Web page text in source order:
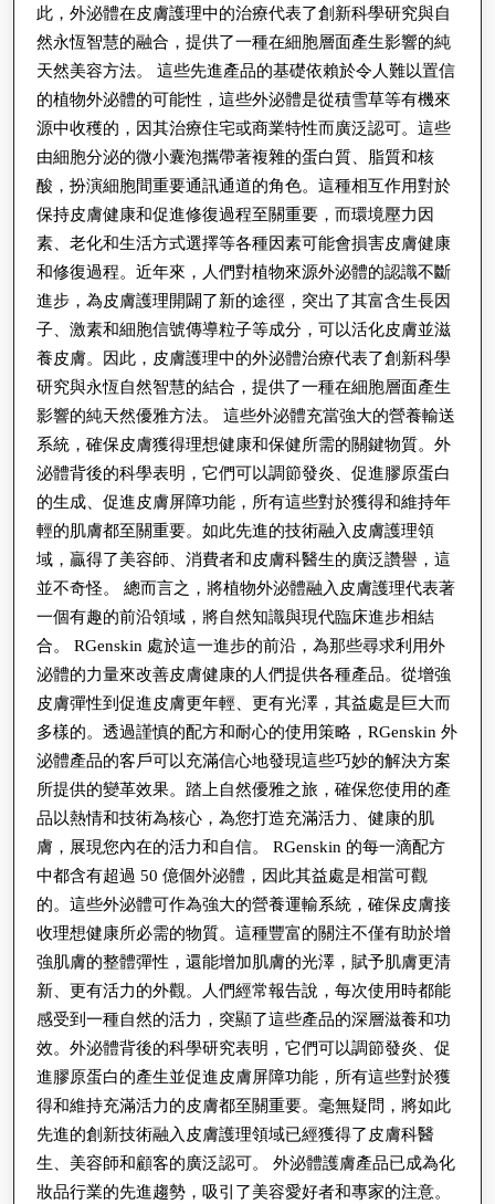
中
革
用
此，外泌體在皮膚護理中的治療代表了創新科學研究與自
然永恆智慧的融合，提供了一種在細胞層面產生影響的純
天然美容方法。 這些先進產品的基礎依賴於令人難以置信
的植物外泌體的可能性，這些外泌體是從積雪草等有機來
源中收穫的，因其治療住宅或商業特性而廣泛認可。這些
由細胞分泌的微小囊泡攜帶著複雜的蛋白質、脂質和核
酸，扮演細胞間重要通訊通道的角色。這種相互作用對於
保持皮膚健康和促進修復過程至關重要，而環境壓力因
素、老化和生活方式選擇等各種因素可能會損害皮膚健康
和修復過程。近年來，人們對植物來源外泌體的認識不斷
進步，為皮膚護理開闢了新的途徑，突出了其富含生長因
子、激素和細胞信號傳導粒子等成分，可以活化皮膚並滋
養皮膚。因此，皮膚護理中的外泌體治療代表了創新科學
研究與永恆自然智慧的結合，提供了一種在細胞層面產生
影響的純天然優雅方法。 這些外泌體充當強大的營養輸送
系統，確保皮膚獲得理想健康和保健所需的關鍵物質。外
泌體背後的科學表明，它們可以調節發炎、促進膠原蛋白
的生成、促進皮膚屏障功能，所有這些對於獲得和維持年
輕的肌膚都至關重要。如此先進的技術融入皮膚護理領
域，贏得了美容師、消費者和皮膚科醫生的廣泛讚譽，這
並不奇怪。 總而言之，將植物外泌體融入皮膚護理代表著
一個有趣的前沿領域，將自然知識與現代臨床進步相結
合。 RGenskin 處於這一進步的前沿，為那些尋求利用外
泌體的力量來改善皮膚健康的人們提供各種產品。從增強
皮膚彈性到促進皮膚更年輕、更有光澤，其益處是巨大而
多樣的。透過謹慎的配方和耐心的使用策略，RGenskin 外
泌體產品的客戶可以充滿信心地發現這些巧妙的解決方案
所提供的變革效果。踏上自然優雅之旅，確保您使用的產
品以熱情和技術為核心，為您打造充滿活力、健康的肌
膚，展現您內在的活力和自信。 RGenskin 的每一滴配方
中都含有超過 50 億個外泌體，因此其益處是相當可觀
的。這些外泌體可作為強大的營養運輸系統，確保皮膚接
收理想健康所必需的物質。這種豐富的關注不僅有助於增
強肌膚的整體彈性，還能增加肌膚的光澤，賦予肌膚更清
新、更有活力的外觀。人們經常報告說，每次使用時都能
感受到一種自然的活力，突顯了這些產品的深層滋養和功
效。外泌體背後的科學研究表明，它們可以調節發炎、促
進膠原蛋白的產生並促進皮膚屏障功能，所有這些對於獲
得和維持充滿活力的皮膚都至關重要。毫無疑問，將如此
先進的創新技術融入皮膚護理領域已經獲得了皮膚科醫
生、美容師和顧客的廣泛認可。 外泌體護膚產品已成為化
妝品行業的先進趨勢，吸引了美容愛好者和專家的注意。